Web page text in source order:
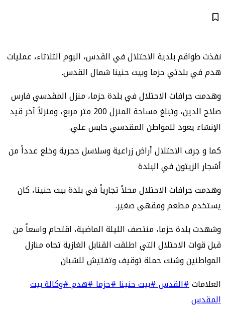
نفذت طواقم بلدية الاحتلال في القدس، اليوم الثلاثاء، عمليات
هدم في بلدتي حزما وبيت حنينا شمال القدس.
وهدمت جرافات الاحتلال في بلدة حزما، منزل المقدسي فارس
صلاح الدين، وتبلغ مساحة المنزل 200 متر مربع، ومنزلاً آخر قيد
الإنشاء يعود للمواطن المقدسي حابس علي.
كما و جرف الاحتلال أراض زراعية وسلاسل حجرية وخلع عدداً من
أشجار الزيتون في البلدة
وهدمت جرافات الاحتلال محلاً تجارياً في بلدة بيت حنينا، كان
يستخدم مطعم ومقهى صغير.
وشهدت بلدة حزما، منتصف الليلة الماضية، اقتحام واسعاً من
قبل قوات الاحتلال التي اطلقت القنابل الغازية تجاه منازل
المواطنين وشنت حملة توقيف وتفتيش للشبان
العلامات#القدس#بيت حنينا#حزما#هدم#وكالة بيت
المقدس